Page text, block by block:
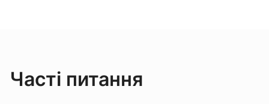
Часті питання